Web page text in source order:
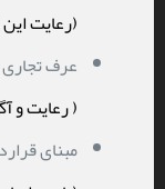
(رعایت
عرف‌
( رعایت و
مبنای